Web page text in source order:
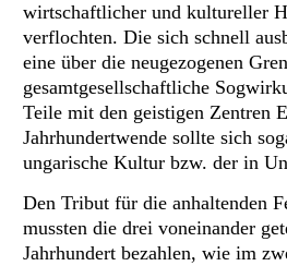
wirtschaftlicher und kultureller
verflochten. Die sich schnell
eine über die neugezogenen
gesamtgesellschaftliche
Teile mit den geistigen Zentren
Jahrhundertwende sollte sich
ungarische Kultur bzw. der in
Den Tribut für die anhaltenden
mussten die drei voneinander
Jahrhundert bezahlen, wie im